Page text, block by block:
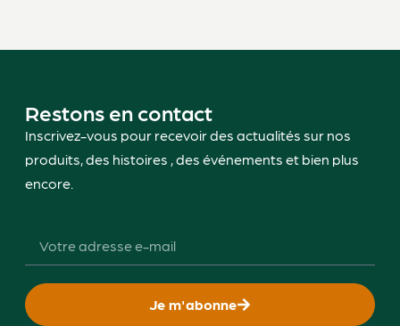
Restons en contact
Inscrivez-vous pour recevoir des actualités sur nos
produits, des histoires , des événements et bien plus
encore.
Je m'abonne